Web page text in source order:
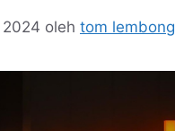
oleh tom lembong